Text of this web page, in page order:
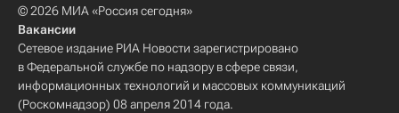
© 2026 МИА «Россия сегодня»
Вакансии
Сетевое издание РИА Новости зарегистрировано
в Федеральной службе по надзору в сфере связи,
информационных технологий и массовых коммуникаций
(Роскомнадзор) 08 апреля 2014 года.